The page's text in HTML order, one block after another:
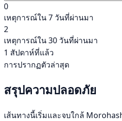
0
เหตุการณ์ใน 7 วันที่ผ่านมา
2
เหตุการณ์ใน 30 วันที่ผ่านมา
1 สัปดาห์ที่แล้ว
การปรากฏตัวล่าสุด
สรุปความปลอดภัย
เส้นทางนี้เริ่มและจบใกล้